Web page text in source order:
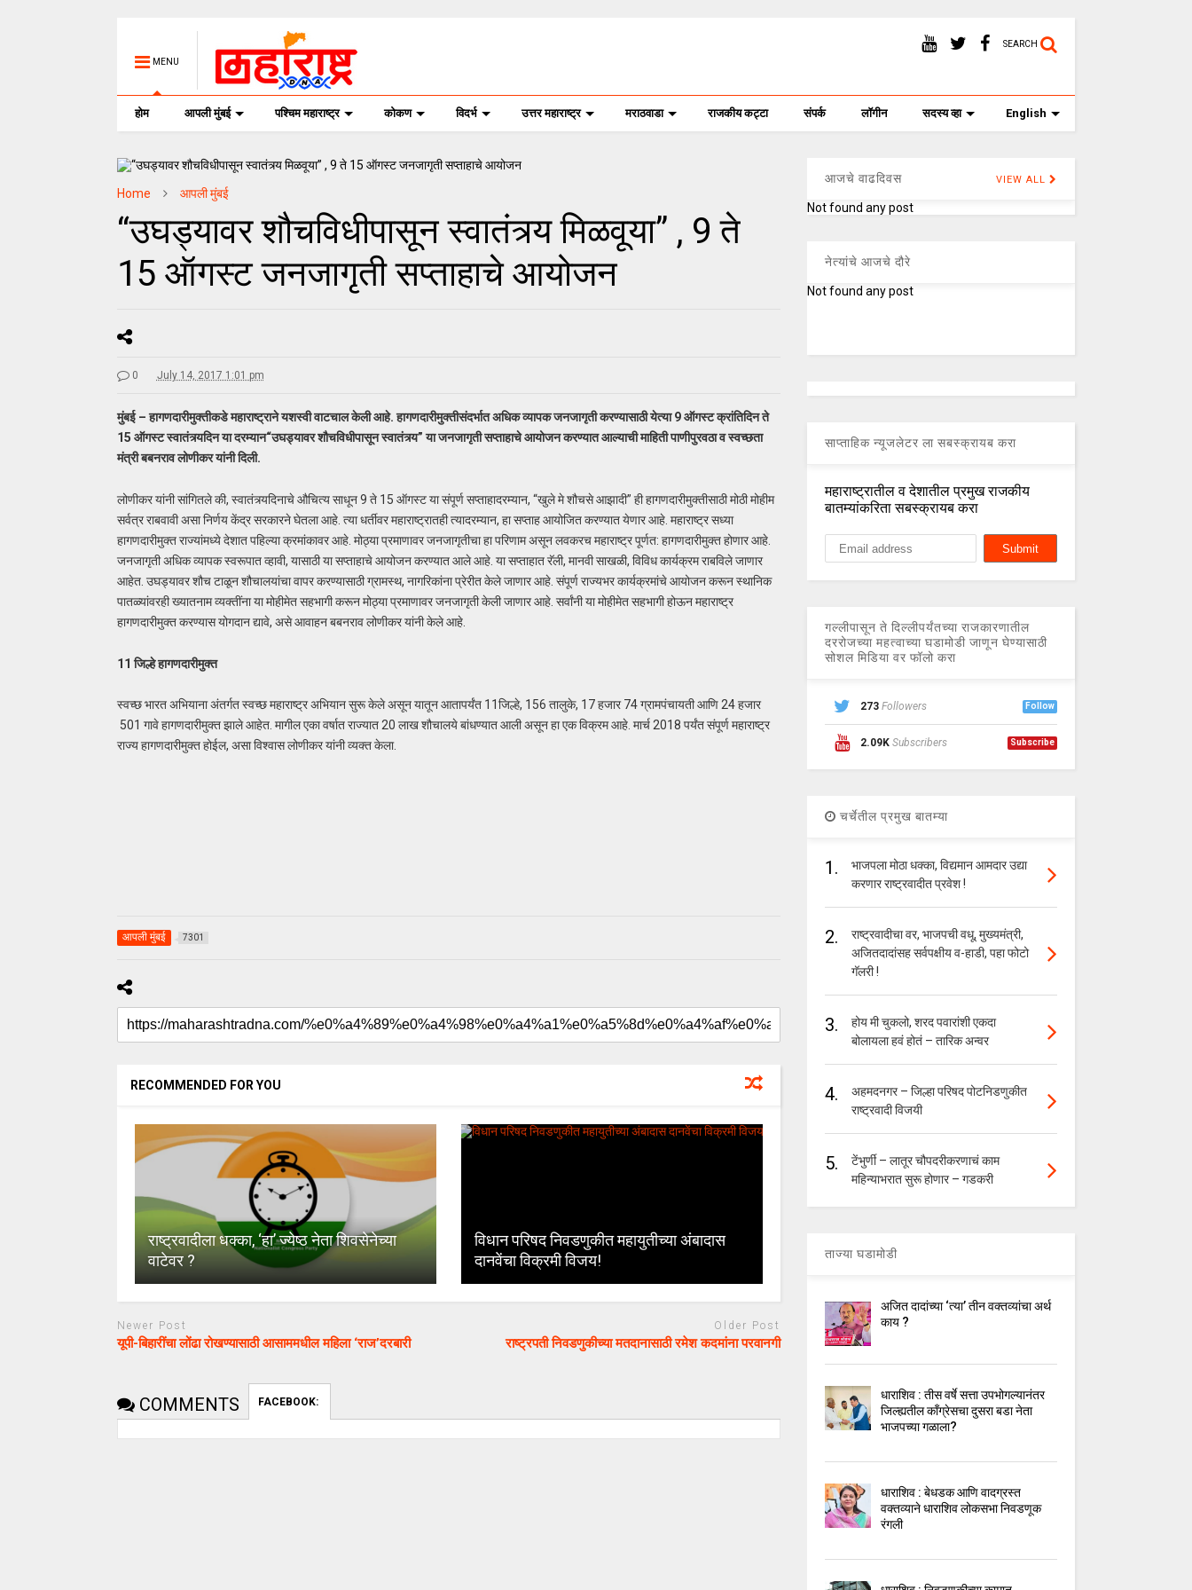
MENU
SEARCH
होम आपली मुंबई पश्चिम महाराष्ट्र कोकण विदर्भ उत्तर महाराष्ट्र मराठवाडा राजकीय कट्टा संपर्क लॉगीन सदस्य व्हा English
Home आपली मुंबई
“उघड्यावर शौचविधीपासून स्वातंत्र्य मिळवूया” , 9 ते
15 ऑगस्ट जनजागृती सप्ताहाचे आयोजन
0 July 14, 2017 1:01 pm
मुंबई – हागणदारीमुक्तीकडे महाराष्ट्राने यशस्वी वाटचाल केली आहे. हागणदारीमुक्तीसंदर्भात अधिक व्यापक जनजागृती करण्यासाठी येत्या 9 ऑगस्ट क्रांतिदिन ते
15 ऑगस्ट स्वातंत्र्यदिन या दरम्यान“उघड्यावर शौचविधीपासून स्वातंत्र्य” या जनजागृती सप्ताहाचे आयोजन करण्यात आल्याची माहिती पाणीपुरवठा व स्वच्छता
मंत्री बबनराव लोणीकर यांनी दिली.
लोणीकर यांनी सांगितले की, स्वातंत्र्यदिनाचे औचित्य साधून 9 ते 15 ऑगस्ट या संपूर्ण सप्ताहादरम्यान, “खुले मे शौचसे आझादी” ही हागणदारीमुक्तीसाठी मोठी मोहीम
सर्वत्र राबवावी असा निर्णय केंद्र सरकारने घेतला आहे. त्या धर्तीवर महाराष्ट्रातही त्यादरम्यान, हा सप्ताह आयोजित करण्यात येणार आहे. महाराष्ट्र सध्या
हागणदारीमुक्त राज्यांमध्ये देशात पहिल्या क्रमांकावर आहे. मोठ्या प्रमाणावर जनजागृतीचा हा परिणाम असून लवकरच महाराष्ट्र पूर्णत: हागणदारीमुक्त होणार आहे.
जनजागृती अधिक व्यापक स्वरूपात व्हावी, यासाठी या सप्ताहाचे आयोजन करण्यात आले आहे. या सप्ताहात रॅली, मानवी साखळी, विविध कार्यक्रम राबविले जाणार
आहेत. उघड्यावर शौच टाळून शौचालयांचा वापर करण्यासाठी ग्रामस्थ, नागरिकांना प्रेरीत केले जाणार आहे. संपूर्ण राज्यभर कार्यक्रमांचे आयोजन करून स्थानिक
पातळ्यांवरही ख्यातनाम व्यक्तींना या मोहीमेत सहभागी करून मोठ्या प्रमाणावर जनजागृती केली जाणार आहे. सर्वांनी या मोहीमेत सहभागी होऊन महाराष्ट्र
हागणदारीमुक्त करण्यास योगदान द्यावे, असे आवाहन बबनराव लोणीकर यांनी केले आहे.
11 जिल्हे हागणदारीमुक्त
स्वच्छ भारत अभियाना अंतर्गत स्वच्छ महाराष्ट्र अभियान सुरू केले असून यातून आतापर्यंत 11जिल्हे, 156 तालुके, 17 हजार 74 ग्रामपंचायती आणि 24 हजार
501 गावे हागणदारीमुक्त झाले आहेत. मागील एका वर्षात राज्यात 20 लाख शौचालये बांधण्यात आली असून हा एक विक्रम आहे. मार्च 2018 पर्यंत संपूर्ण महाराष्ट्र
राज्य हागणदारीमुक्त होईल, असा विश्वास लोणीकर यांनी व्यक्त केला.
आपली मुंबई 7301
RECOMMENDED FOR YOU
राष्ट्रवादीला धक्का, ‘हा’ ज्येष्ठ नेता शिवसेनेच्या
वाटेवर ?
विधान परिषद निवडणुकीत महायुतीच्या अंबादास
दानवेंचा विक्रमी विजय!
Newer Post
यूपी-बिहारींचा लोंढा रोखण्यासाठी आसाममधील महिला ‘राज’दरबारी
Older Post
राष्ट्रपती निवडणुकीच्या मतदानासाठी रमेश कदमांना परवानगी
COMMENTS FACEBOOK:
आजचे वाढदिवस VIEW ALL
Not found any post
नेत्यांचे आजचे दौरे
Not found any post
साप्ताहिक न्यूजलेटर ला सबस्क्रायब करा
महाराष्ट्रातील व देशातील प्रमुख राजकीय
बातम्यांकरिता सबस्क्रायब करा
गल्लीपासून ते दिल्लीपर्यंतच्या राजकारणातील
दररोजच्या महत्वाच्या घडामोडी जाणून घेण्यासाठी
सोशल मिडिया वर फॉलो करा
273 Followers Follow
2.09K Subscribers Subscribe
चर्चेतील प्रमुख बातम्या
1.
भाजपला मोठा धक्का, विद्यमान आमदार उद्या
करणार राष्ट्रवादीत प्रवेश !
2.
राष्ट्रवादीचा वर, भाजपची वधू, मुख्यमंत्री,
अजितदादांसह सर्वपक्षीय व-हाडी, पहा फोटो
गॅलरी !
3.
होय मी चुकलो, शरद पवारांशी एकदा
बोलायला हवं होतं – तारिक अन्वर
4.
अहमदनगर – जिल्हा परिषद पोटनिडणुकीत
राष्ट्रवादी विजयी
5.
टेंभुर्णी – लातूर चौपदरीकरणाचं काम
महिन्याभरात सुरू होणार – गडकरी
ताज्या घडामोडी
अजित दादांच्या ‘त्या’ तीन वक्तव्यांचा अर्थ
काय ?
धाराशिव : तीस वर्षे सत्ता उपभोगल्यानंतर
जिल्ह्यतील कॉंग्रेसचा दुसरा बडा नेता
भाजपच्या गळाला?
धाराशिव : बेधडक आणि वादग्रस्त
वक्तव्याने धाराशिव लोकसभा निवडणूक
रंगली